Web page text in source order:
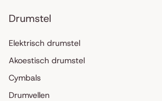
Drumstel
Elektrisch drumstel
Akoestisch drumstel
Cymbals
Drumvellen